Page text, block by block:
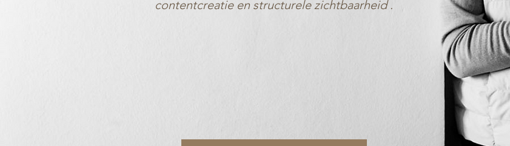
contentcreatie en structurele zichtbaarheid .